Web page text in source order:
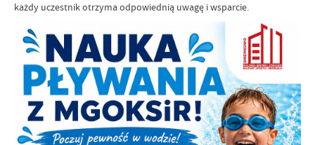
każdy uczestnik otrzyma odpowiednią uwagę i wsparcie.